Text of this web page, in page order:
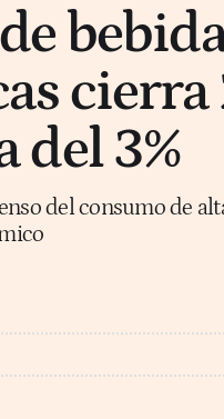
cierra
del 3%
del consumo de